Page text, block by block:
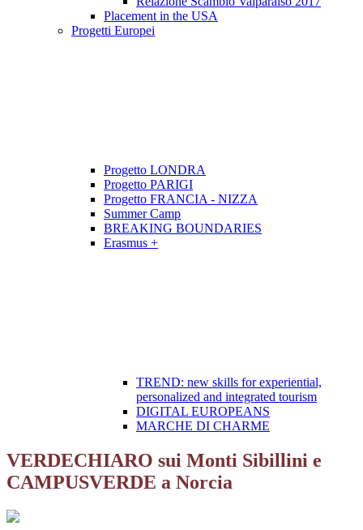
Placement in the USA
Progetti Europei
Progetto LONDRA
Progetto PARIGI
Progetto FRANCIA - NIZZA
Summer Camp
BREAKING BOUNDARIES
Erasmus +
TREND: new skills for experiential,
personalized and integrated tourism
DIGITAL EUROPEANS
MARCHE DI CHARME
VERDECHIARO sui Monti Sibillini e
CAMPUSVERDE a Norcia